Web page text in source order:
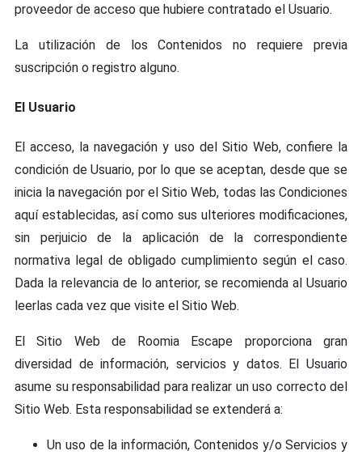
proveedor de acceso que hubiere contratado el Usuario.
La utilización de los Contenidos no requiere previa
suscripción o registro alguno.
El Usuario
El acceso, la navegación y uso del Sitio Web, confiere la
condición de Usuario, por lo que se aceptan, desde que se
inicia la navegación por el Sitio Web, todas las Condiciones
aquí establecidas, así como sus ulteriores modificaciones,
sin perjuicio de la aplicación de la correspondiente
normativa legal de obligado cumplimiento según el caso.
Dada la relevancia de lo anterior, se recomienda al Usuario
leerlas cada vez que visite el Sitio Web.
El Sitio Web de Roomia Escape proporciona gran
diversidad de información, servicios y datos. El Usuario
asume su responsabilidad para realizar un uso correcto del
Sitio Web. Esta responsabilidad se extenderá a:
Un uso de la información, Contenidos y/o Servicios y